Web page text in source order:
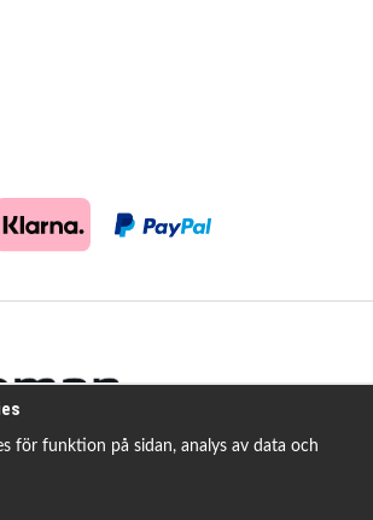
för funktion på sidan, analys av data och